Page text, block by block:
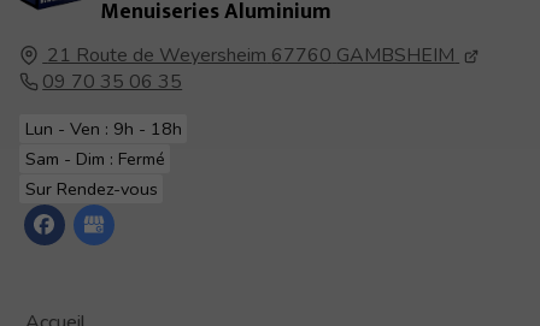
Menuiseries Aluminium
21 Route de Weyersheim 67760 GAMBSHEIM
09 70 35 06 35
Lun - Ven : 9h - 18h
Sam - Dim : Fermé
Sur Rendez-vous